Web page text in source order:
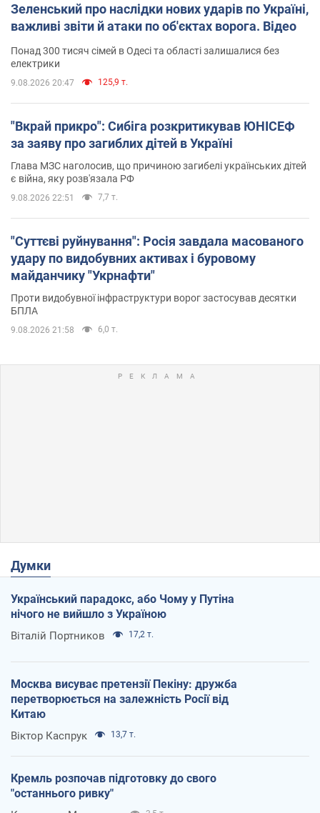
Зеленський про наслідки нових ударів по Україні,
важливі звіти й атаки по об'єктах ворога. Відео
Понад 300 тисяч сімей в Одесі та області залишалися без
електрики
9.08.2026 20:47 125,9 т.
"Вкрай прикро": Сибіга розкритикував ЮНІСЕФ
за заяву про загиблих дітей в Україні
Глава МЗС наголосив, що причиною загибелі українських дітей
є війна, яку розв'язала РФ
9.08.2026 22:51 7,7 т.
"Суттєві руйнування": Росія завдала масованого
удару по видобувних активах і буровому
майданчику "Укрнафти"
Проти видобувної інфраструктури ворог застосував десятки
БПЛА
9.08.2026 21:58 6,0 т.
Думки
Український парадокс, або Чому у Путіна
нічого не вийшло з Україною
Віталій Портников 17,2 т.
Москва висуває претензії Пекіну: дружба
перетворюється на залежність Росії від
Китаю
Віктор Каспрук 13,7 т.
Кремль розпочав підготовку до свого
"останнього ривку"